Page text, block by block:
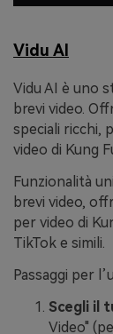
Vidu AI
Vidu AI è uno
brevi video.
speciali ricchi,
video di Kung
Funzionalità
brevi video,
per video di
TikTok e simili.
Passaggi per
Scegli il
Video"